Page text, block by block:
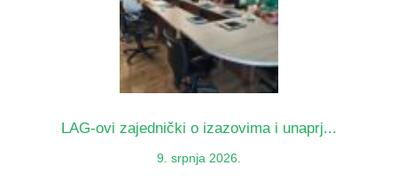
LAG-ovi zajednički o izazovima i unaprj...
9. srpnja 2026.